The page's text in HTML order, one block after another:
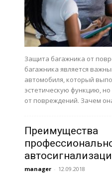
Защита багажника от
багажника является
автомобиля, который
эстетическую функцию,
от повреждений. Зачем
Преимущества
manager - 12.09.2018